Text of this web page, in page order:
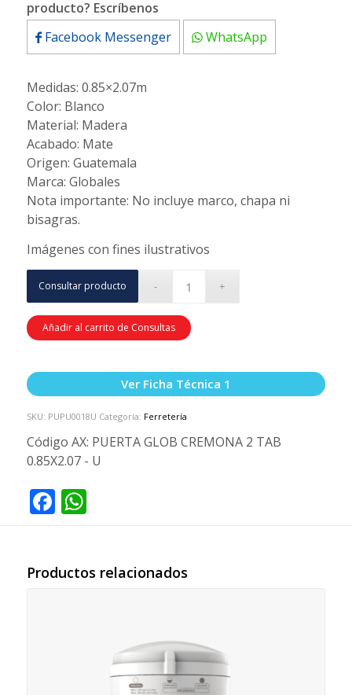
producto? Escríbenos
Facebook Messenger
WhatsApp
Medidas: 0.85×2.07m
Color: Blanco
Material: Madera
Acabado: Mate
Origen: Guatemala
Marca: Globales
Nota importante: No incluye marco, chapa ni
bisagras.
Imágenes con fines ilustrativos
Consultar producto
Añadir al carrito de Consultas
Ver Ficha Técnica 1
SKU: PUPU0018U Categoría: Ferretería
Código AX: PUERTA GLOB CREMONA 2 TAB
0.85X2.07 - U
Facebook
WhatsApp
Productos relacionados